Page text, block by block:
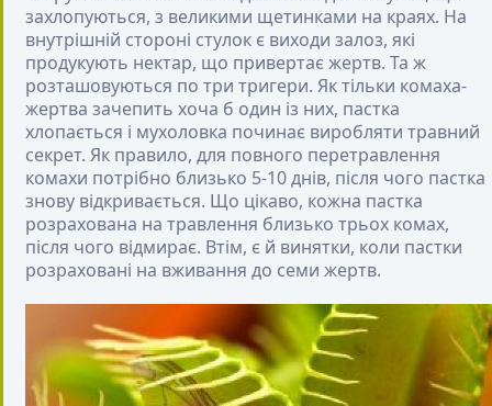
захлопуються, з великими щетинками на краях. На
внутрішній стороні стулок є виходи залоз, які
продукують нектар, що привертає жертв. Та ж
розташовуються по три тригери. Як тільки комаха-
жертва зачепить хоча б один із них, пастка
хлопається і мухоловка починає виробляти травний
секрет. Як правило, для повного перетравлення
комахи потрібно близько 5-10 днів, після чого пастка
знову відкривається. Що цікаво, кожна пастка
розрахована на травлення близько трьох комах,
після чого відмирає. Втім, є й винятки, коли пастки
розраховані на вживання до семи жертв.